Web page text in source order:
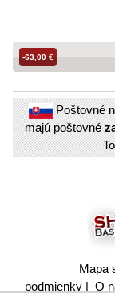
-63,00 €
Poštovné
majú poštovné
Mapa
podmienky | O